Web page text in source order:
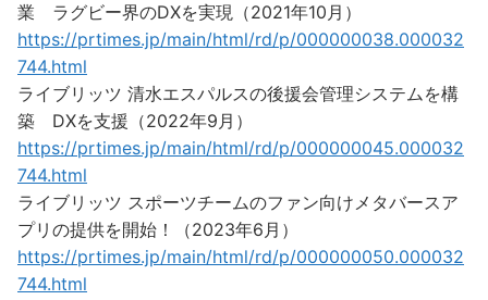
業 ラグビー界のDXを実現（2021年10月）
https://prtimes.jp/main/html/rd/p/000000038.000032
744.html
ライブリッツ 清水エスパルスの後援会管理システムを構
築 DXを支援（2022年9月）
https://prtimes.jp/main/html/rd/p/000000045.000032
744.html
ライブリッツ スポーツチームのファン向けメタバースア
プリの提供を開始！（2023年6月）
https://prtimes.jp/main/html/rd/p/000000050.000032
744.html